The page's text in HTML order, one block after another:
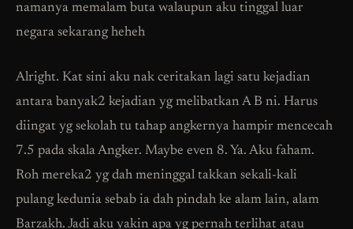
namanya memalam buta walaupun aku tinggal luar
negara sekarang heheh
Alright. Kat sini aku nak ceritakan lagi satu kejadian
antara banyak2 kejadian yg melibatkan A B ni. Harus
diingat yg sekolah tu tahap angkernya hampir mencecah
7.5 pada skala Angker. Maybe even 8. Ya. Aku faham.
Roh mereka2 yg dah meninggal takkan sekali-kali
pulang kedunia sebab ia dah pindah ke alam lain, alam
Barzakh. Jadi aku yakin apa yg pernah terlihat atau